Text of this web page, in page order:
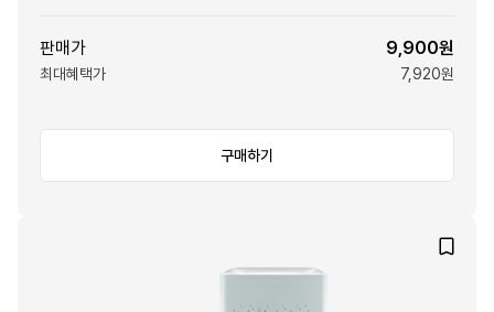
판매가 9,900원
최대혜택가 7,920원
구매하기